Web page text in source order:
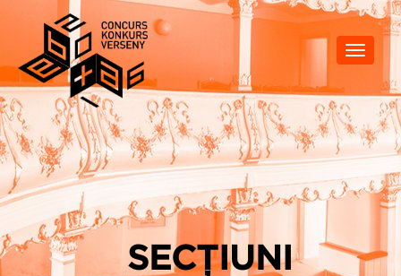
Toggle
SECȚIUNI